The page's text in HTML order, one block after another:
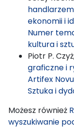
ekonomii i
Numer
kultura i
Piotr P.
graficzne i
Artifex
Sztuka i
Możesz również
wyszukiwanie